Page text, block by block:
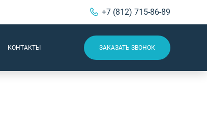
+7 (812) 715-86-89
КОНТАКТЫ ЗАКАЗАТЬ ЗВОНОК